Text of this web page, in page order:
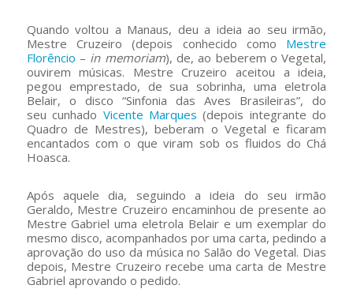
Quando voltou a Manaus, deu a ideia ao seu irmão,
Mestre Cruzeiro (depois conhecido como Mestre
Florêncio – in memoriam), de, ao beberem o Vegetal,
ouvirem músicas. Mestre Cruzeiro aceitou a ideia,
pegou emprestado, de sua sobrinha, uma eletrola
Belair, o disco “Sinfonia das Aves Brasileiras”, do
seu cunhado Vicente Marques (depois integrante do
Quadro de Mestres), beberam o Vegetal e ficaram
encantados com o que viram sob os fluidos do Chá
Hoasca.
Após aquele dia, seguindo a ideia do seu irmão
Geraldo, Mestre Cruzeiro encaminhou de presente ao
Mestre Gabriel uma eletrola Belair e um exemplar do
mesmo disco, acompanhados por uma carta, pedindo a
aprovação do uso da música no Salão do Vegetal. Dias
depois, Mestre Cruzeiro recebe uma carta de Mestre
Gabriel aprovando o pedido.